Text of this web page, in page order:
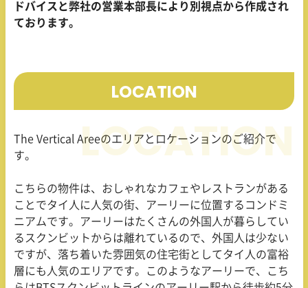
ドバイスと弊社の営業本部長により別視点から作成され
ております。
LOCATION
The Vertical Areeのエリアとロケーションのご紹介で
す。
こちらの物件は、おしゃれなカフェやレストランがある
ことでタイ人に人気の街、アーリーに位置するコンドミ
ニアムです。アーリーはたくさんの外国人が暮らしてい
るスクンビットからは離れているので、外国人は少ない
ですが、落ち着いた雰囲気の住宅街としてタイ人の富裕
層にも人気のエリアです。このようなアーリーで、こち